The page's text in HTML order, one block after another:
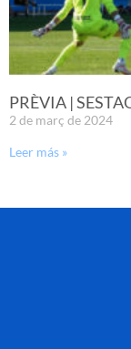
PRÈVIA |
2 de març de 2024
Leer más »